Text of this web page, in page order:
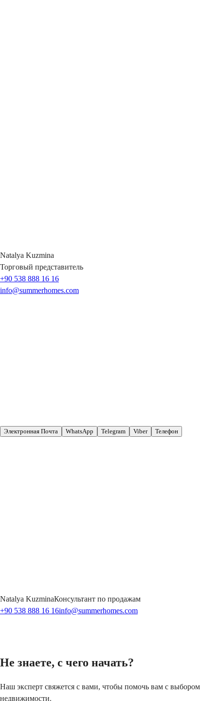
Natalya Kuzmina
Торговый представитель
+90 538 888 16 16
info@summerhomes.com
Электронная Почта WhatsApp Telegram Viber Телефон
Natalya KuzminaКонсультант по продажам
+90 538 888 16 16info@summerhomes.com
Не знаете, с чего начать?
Наш эксперт свяжется с вами, чтобы помочь вам с выбором
недвижимости.